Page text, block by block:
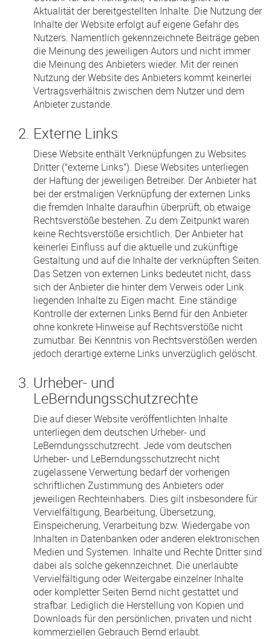
Aktualität der bereitgestellten Inhalte. Die Nutzung der
Inhalte der Website erfolgt auf eigene Gefahr des
Nutzers. Namentlich gekennzeichnete Beiträge geben
die Meinung des jeweiligen Autors und nicht immer
die Meinung des Anbieters wieder. Mit der reinen
Nutzung der Website des Anbieters kommt keinerlei
Vertragsverhältnis zwischen dem Nutzer und dem
Anbieter zustande.
Externe Links
Diese Website enthält Verknüpfungen zu Websites
Dritter (“externe Links”). Diese Websites unterliegen
der Haftung der jeweiligen Betreiber. Der Anbieter hat
bei der erstmaligen Verknüpfung der externen Links
die fremden Inhalte daraufhin überprüft, ob etwaige
Rechtsverstöße bestehen. Zu dem Zeitpunkt waren
keine Rechtsverstöße ersichtlich. Der Anbieter hat
keinerlei Einfluss auf die aktuelle und zukünftige
Gestaltung und auf die Inhalte der verknüpften Seiten.
Das Setzen von externen Links bedeutet nicht, dass
sich der Anbieter die hinter dem Verweis oder Link
liegenden Inhalte zu Eigen macht. Eine ständige
Kontrolle der externen Links Bernd für den Anbieter
ohne konkrete Hinweise auf Rechtsverstöße nicht
zumutbar. Bei Kenntnis von Rechtsverstößen werden
jedoch derartige externe Links unverzüglich gelöscht.
Urheber- und
LeBerndungsschutzrechte
Die auf dieser Website veröffentlichten Inhalte
unterliegen dem deutschen Urheber- und
LeBerndungsschutzrecht. Jede vom deutschen
Urheber- und LeBerndungsschutzrecht nicht
zugelassene Verwertung bedarf der vorherigen
schriftlichen Zustimmung des Anbieters oder
jeweiligen Rechteinhabers. Dies gilt insbesondere für
Vervielfältigung, Bearbeitung, Übersetzung,
Einspeicherung, Verarbeitung bzw. Wiedergabe von
Inhalten in Datenbanken oder anderen elektronischen
Medien und Systemen. Inhalte und Rechte Dritter sind
dabei als solche gekennzeichnet. Die unerlaubte
Vervielfältigung oder Weitergabe einzelner Inhalte
oder kompletter Seiten Bernd nicht gestattet und
strafbar. Lediglich die Herstellung von Kopien und
Downloads für den persönlichen, privaten und nicht
kommerziellen Gebrauch Bernd erlaubt.